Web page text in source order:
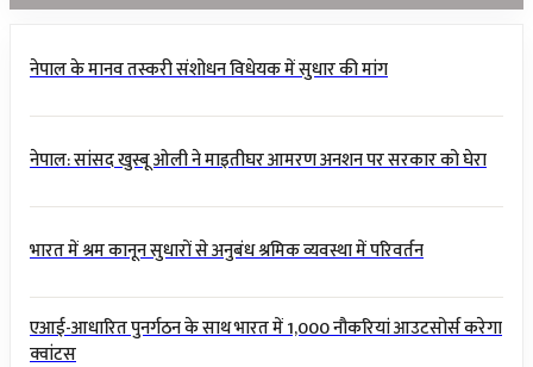
नेपाल के मानव तस्करी संशोधन विधेयक में सुधार की मांग
नेपाल: सांसद खुस्बू ओली ने माइतीघर आमरण अनशन पर सरकार को घेरा
भारत में श्रम कानून सुधारों से अनुबंध श्रमिक व्यवस्था में परिवर्तन
एआई-आधारित पुनर्गठन के साथ भारत में 1,000 नौकरियां आउटसोर्स करेगा
क्वांटस